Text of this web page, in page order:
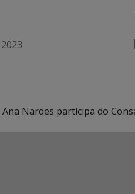
2023
Nardes participa do